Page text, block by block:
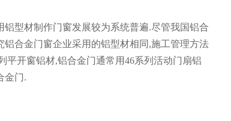
型材制作门窗发展较为系统普遍.尽管我国铝合
合金门窗企业采用的铝型材相同,施工管理方法
平开窗铝材,铝合金门通常用46系列活动门扇铝
金门.